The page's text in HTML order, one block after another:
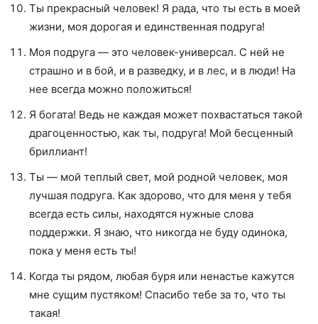
Ты прекрасный человек! Я рада, что ты есть в моей
жизни, моя дорогая и единственная подруга!
Моя подруга — это человек-универсал. С ней не
страшно и в бой, и в разведку, и в лес, и в люди! На
нее всегда можно положиться!
Я богата! Ведь не каждая может похвастаться такой
драгоценностью, как ты, подруга! Мой бесценный
бриллиант!
Ты — мой теплый свет, мой родной человек, моя
лучшая подруга. Как здорово, что для меня у тебя
всегда есть силы, находятся нужные слова
поддержки. Я знаю, что никогда не буду одинока,
пока у меня есть ты!
Когда ты рядом, любая буря или ненастье кажутся
мне сущим пустяком! Спасибо тебе за то, что ты
такая!